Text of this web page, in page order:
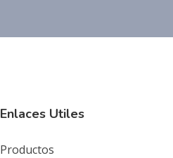
Enlaces Utiles
Productos